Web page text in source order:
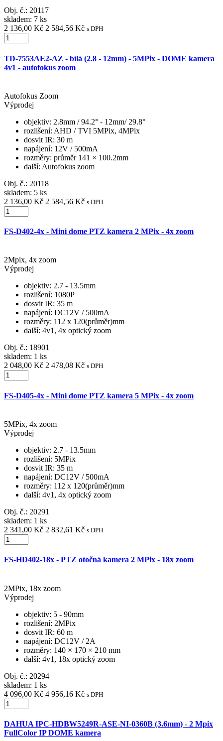
Obj. č.: 20117
skladem: 7 ks
2 136,00 Kč 2 584,56 Kč s DPH
TD-7553AE2-AZ - bílá (2.8 - 12mm) - 5MPix - DOME kamera
4v1 - autofokus zoom
Autofokus Zoom
Výprodej
objektiv: 2.8mm / 94.2° - 12mm/ 29.8°
rozlišení: AHD / TVI 5MPix, 4MPix
dosvit IR: 30 m
napájení: 12V / 500mA
rozměry: průměr 141 × 100.2mm
další: Autofokus zoom
Obj. č.: 20118
skladem: 5 ks
2 136,00 Kč 2 584,56 Kč s DPH
FS-D402-4x - Mini dome PTZ kamera 2 MPix - 4x zoom
2Mpix, 4x zoom
Výprodej
objektiv: 2.7 - 13.5mm
rozlišení: 1080P
dosvit IR: 35 m
napájení: DC12V / 500mA
rozměry: 112 x 120(průměr)mm
další: 4v1, 4x optický zoom
Obj. č.: 18901
skladem: 1 ks
2 048,00 Kč 2 478,08 Kč s DPH
FS-D405-4x - Mini dome PTZ kamera 5 MPix - 4x zoom
5MPix, 4x zoom
Výprodej
objektiv: 2.7 - 13.5mm
rozlišení: 5MPix
dosvit IR: 35 m
napájení: DC12V / 500mA
rozměry: 112 x 120(průměr)mm
další: 4v1, 4x optický zoom
Obj. č.: 20291
skladem: 1 ks
2 341,00 Kč 2 832,61 Kč s DPH
FS-HD402-18x - PTZ otočná kamera 2 MPix - 18x zoom
2MPix, 18x zoom
Výprodej
objektiv: 5 - 90mm
rozlišení: 2MPix
dosvit IR: 60 m
napájení: DC12V / 2A
rozměry: 140 × 170 × 210 mm
další: 4v1, 18x optický zoom
Obj. č.: 20294
skladem: 1 ks
4 096,00 Kč 4 956,16 Kč s DPH
DAHUA IPC-HDBW5249R-ASE-NI-0360B (3.6mm) - 2 Mpix
FullColor IP DOME kamera